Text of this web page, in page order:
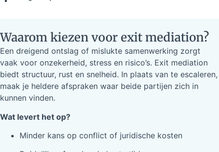
Waarom kiezen voor exit mediation?
Een dreigend ontslag of mislukte samenwerking zorgt
vaak voor onzekerheid, stress en risico’s. Exit mediation
biedt structuur, rust en snelheid. In plaats van te escaleren,
maak je heldere afspraken waar beide partijen zich in
kunnen vinden.
Wat levert het op?
Minder kans op conflict of juridische kosten